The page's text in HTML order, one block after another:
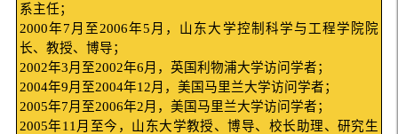
系主任；
2000年7 月至2006年5 月，山东大学控制科学与工程学院院
长、教授、博导；
2002年3月至2002年6月，英国利物浦大学访问学者；
2004年9月至2004年12月，美国马里兰大学访问学者；
2005年7月至2006年2月，美国马里兰大学访问学者；
2005年11 月至今，山东大学教授、博导、校长助理、研究生